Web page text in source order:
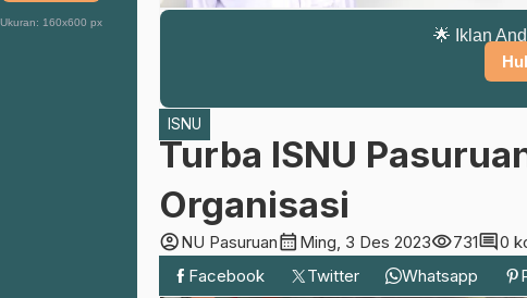
🌟 Iklan
ISNU
Turba ISNU
Organisasi
account_circleNU Pasuruancalendar_month Ming, 3 Des 2023visibility731comment0
Facebook
Twitter Whatsapp
Ukuran: 160x600 px